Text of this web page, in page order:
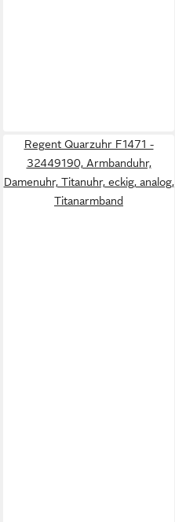
Regent Quarzuhr F1471 -
32449190, Armbanduhr,
Damenuhr, Titanuhr, eckig, analog,
Titanarmband